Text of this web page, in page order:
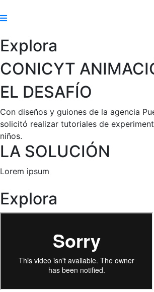
Explora
CONICYT
EL DESAFÍO
Con diseños y guiones de la agencia
solicitó realizar tutoriales de
niños.
LA SOLUCIÓN
Lorem ipsum
Explora